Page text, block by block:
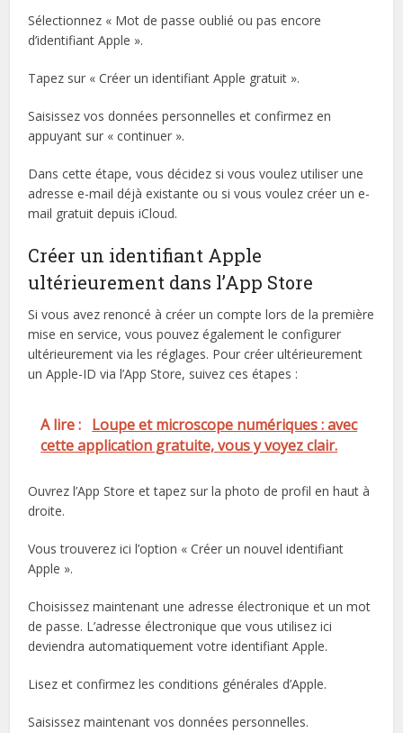
Sélectionnez « Mot de passe oublié ou pas encore
d’identifiant Apple ».
Tapez sur « Créer un identifiant Apple gratuit ».
Saisissez vos données personnelles et confirmez en
appuyant sur « continuer ».
Dans cette étape, vous décidez si vous voulez utiliser une
adresse e-mail déjà existante ou si vous voulez créer un e-
mail gratuit depuis iCloud.
Créer un identifiant Apple
ultérieurement dans l’App Store
Si vous avez renoncé à créer un compte lors de la première
mise en service, vous pouvez également le configurer
ultérieurement via les réglages. Pour créer ultérieurement
un Apple-ID via l’App Store, suivez ces étapes :
A lire : Loupe et microscope numériques : avec
cette application gratuite, vous y voyez clair.
Ouvrez l’App Store et tapez sur la photo de profil en haut à
droite.
Vous trouverez ici l’option « Créer un nouvel identifiant
Apple ».
Choisissez maintenant une adresse électronique et un mot
de passe. L’adresse électronique que vous utilisez ici
deviendra automatiquement votre identifiant Apple.
Lisez et confirmez les conditions générales d’Apple.
Saisissez maintenant vos données personnelles.